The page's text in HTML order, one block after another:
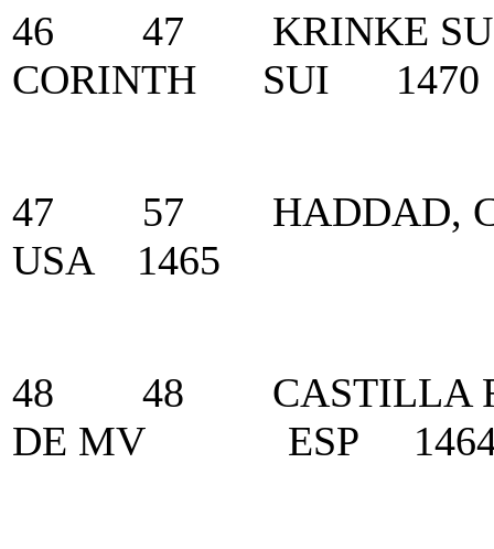
46 47 KRINKE
CORINTH SUI 1470
47 57 HADDAD,
USA 1465
48 48 CASTILLA
DE MV ESP